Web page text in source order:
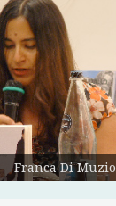
Franca Di Muzio